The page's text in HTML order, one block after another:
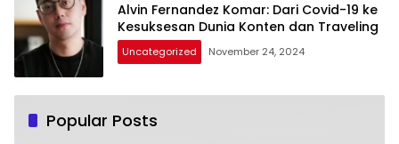
Alvin Fernandez Komar: Dari Covid-19 ke
Kesuksesan Dunia Konten dan Traveling
Uncategorized November 24, 2024
Popular Posts